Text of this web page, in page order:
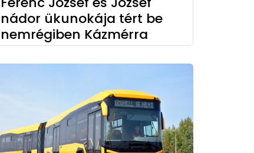
nádor ükunokája tért be
nemrégiben Kázmérra